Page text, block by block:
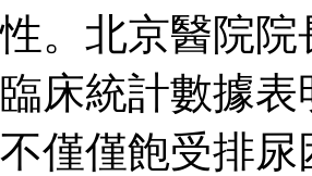
性。北京醫院
臨床統計數據
不僅僅飽受排